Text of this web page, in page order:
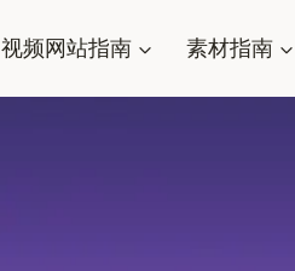
视频网站指南 素材指南